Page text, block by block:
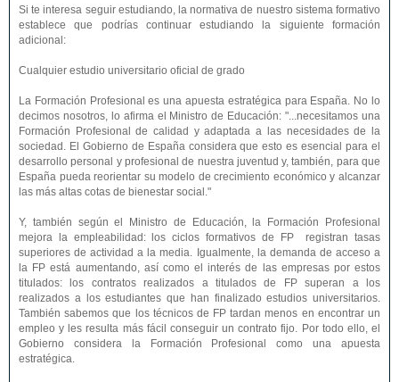
Si te interesa seguir estudiando, la normativa de nuestro sistema formativo
establece que podrías continuar estudiando la siguiente formación
adicional:
Cualquier estudio universitario oficial de grado
La Formación Profesional es una apuesta estratégica para España. No lo
decimos nosotros, lo afirma el Ministro de Educación: "...necesitamos una
Formación Profesional de calidad y adaptada a las necesidades de la
sociedad. El Gobierno de España considera que esto es esencial para el
desarrollo personal y profesional de nuestra juventud y, también, para que
España pueda reorientar su modelo de crecimiento económico y alcanzar
las más altas cotas de bienestar social."
Y, también según el Ministro de Educación, la Formación Profesional
mejora la empleabilidad: los ciclos formativos de FP registran tasas
superiores de actividad a la media. Igualmente, la demanda de acceso a
la FP está aumentando, así como el interés de las empresas por estos
titulados: los contratos realizados a titulados de FP superan a los
realizados a los estudiantes que han finalizado estudios universitarios.
También sabemos que los técnicos de FP tardan menos en encontrar un
empleo y les resulta más fácil conseguir un contrato fijo. Por todo ello, el
Gobierno considera la Formación Profesional como una apuesta
estratégica.